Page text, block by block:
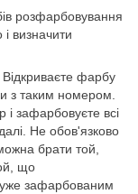
розфарбовування
визначити
. Відкриваєте фарбу
з таким номером.
зафарбовуєте всі
Не обов'язково
брати той,
що
уже зафарбованим